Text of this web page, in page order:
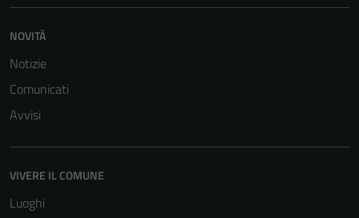
NOVITÀ
Notizie
Comunicati
Avvisi
VIVERE IL COMUNE
Luoghi